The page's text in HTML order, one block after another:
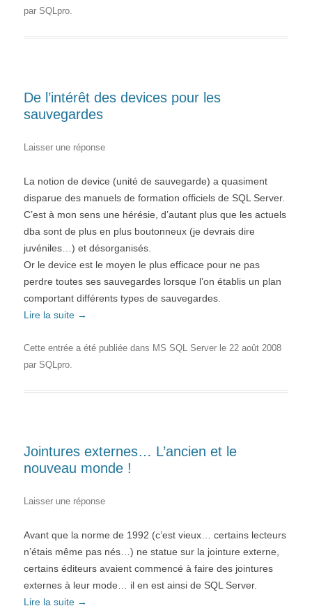
par SQLpro.
De l’intérêt des devices pour les
sauvegardes
Laisser une réponse
La notion de device (unité de sauvegarde) a quasiment
disparue des manuels de formation officiels de SQL Server.
C’est à mon sens une hérésie, d’autant plus que les actuels
dba sont de plus en plus boutonneux (je devrais dire
juvéniles…) et désorganisés.
Or le device est le moyen le plus efficace pour ne pas
perdre toutes ses sauvegardes lorsque l’on établis un plan
comportant différents types de sauvegardes.
Lire la suite →
Cette entrée a été publiée dans MS SQL Server le 22 août 2008
par SQLpro.
Jointures externes… L’ancien et le
nouveau monde !
Laisser une réponse
Avant que la norme de 1992 (c’est vieux… certains lecteurs
n’étais même pas nés…) ne statue sur la jointure externe,
certains éditeurs avaient commencé à faire des jointures
externes à leur mode… il en est ainsi de SQL Server.
Lire la suite →